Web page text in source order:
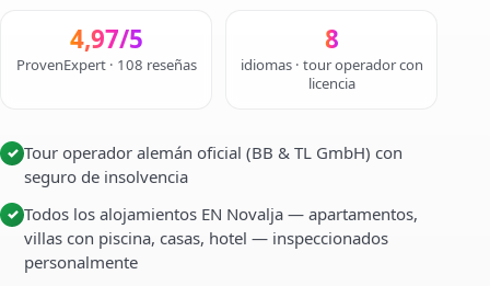
4,97/5
ProvenExpert · 108 reseñas
8
idiomas · tour operador con
licencia
✓ Tour operador alemán oficial (BB & TL GmbH) con
seguro de insolvencia
✓ Todos los alojamientos EN Novalja — apartamentos,
villas con piscina, casas, hotel — inspeccionados
personalmente